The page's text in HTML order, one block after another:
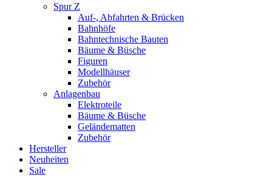
Spur Z
Auf-, Abfahrten & Brücken
Bahnhöfe
Bahntechnische Bauten
Bäume & Büsche
Figuren
Modellhäuser
Zubehör
Anlagenbau
Elektroteile
Bäume & Büsche
Geländematten
Zubehör
Hersteller
Neuheiten
Sale